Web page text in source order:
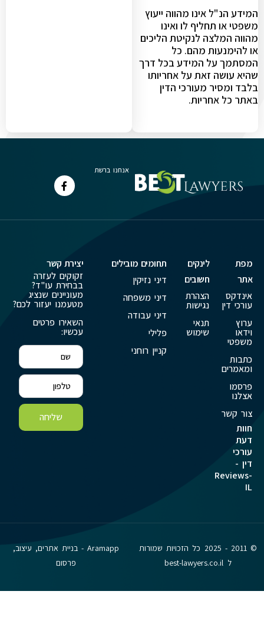
המידע הנ"ל אינו מהווה ייעוץ
משפטי או תחליף לו ואינו
מהווה המלצה לנקיטת הליכים
או להימנעות מהם. כל
המסתמך על המידע בכל דרך
שהיא עושה זאת על אחריותו
בלבד ומסיר מעורכי הדין
באתר כל אחריות.
אנחנו ברשת
מפת
אתר
אינדקס
עורכי דין
ערוץ
וידאו
משפטי
כתבות
ומאמרים
פרסמו
אצלנו
צור קשר
חוות
דעת
עורכי
דין -
Reviews-
IL
לינקים
חשובים
הצהרת
נגישות
תנאי
שימוש
תחומים מובילים
דיני נזיקין
דיני משפחה
דיני עבודה
פלילי
קניין רוחני
יצירת קשר
זקוקים לעזרה
בבחירת עו"ד?
מעוניינים שנציג
מטעמנו יעזור לכם?
השאירו פרטים
עכשיו:
שליחה
© 2011 - 2025 כל הזכויות שמורות
ל best-lawyers.co.il
Aramapp - בניית אתרים, עיצוב,
פרסום